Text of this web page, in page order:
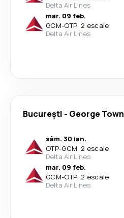
Delta Air Lines
mar. 09 feb.
GCM-OTP· 2 escale
Delta Air Lines
București - George Town
sâm. 30 ian.
OTP-GCM· 2 escale
Delta Air Lines
mar. 09 feb.
GCM-OTP· 2 escale
Delta Air Lines